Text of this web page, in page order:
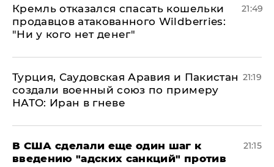
Кремль отказался спасать кошельки
продавцов атакованного Wildberries:
"Ни у кого нет денег"
21:49
Турция, Саудовская Аравия и Пакистан
создали военный союз по примеру
НАТО: Иран в гневе
21:19
В США сделали еще один шаг к
введению "адских санкций" против
21:15